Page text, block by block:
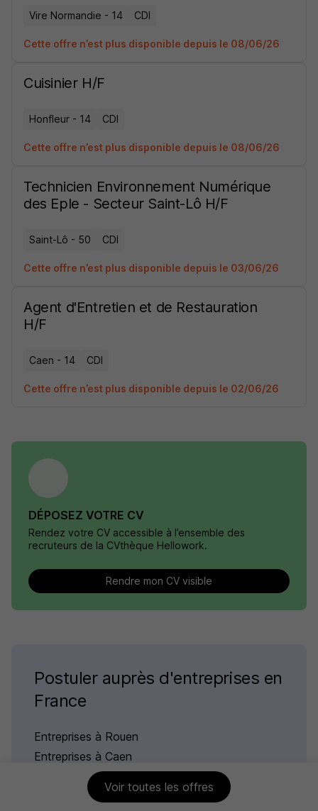
Voir toutes les offres
Vire Normandie - 14 CDI
Cette offre n’est plus disponible depuis le 08/06/26
Cuisinier H/F
Honfleur - 14 CDI
Cette offre n’est plus disponible depuis le 08/06/26
Technicien Environnement Numérique
des Eple - Secteur Saint-Lô H/F
Saint-Lô - 50 CDI
Cette offre n’est plus disponible depuis le 03/06/26
Agent d'Entretien et de Restauration
H/F
Caen - 14 CDI
Cette offre n’est plus disponible depuis le 02/06/26
DÉPOSEZ VOTRE CV
Rendez votre CV accessible à l’ensemble des
recruteurs de la CVthèque Hellowork.
Rendre mon CV visible
Postuler auprès d'entreprises en
France
Entreprises à Rouen
Entreprises à Caen
Entreprises à Évreux
Entreprises à Coutances